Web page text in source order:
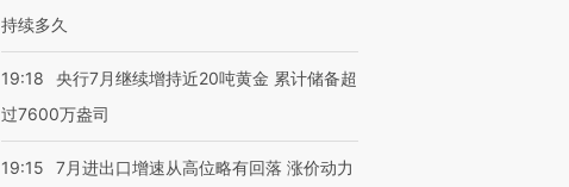
持续多久
19:18
央行7月继续增持近20吨黄金 累计储备超
过7600万盎司
19:15
7月进出口增速从高位略有回落 涨价动力